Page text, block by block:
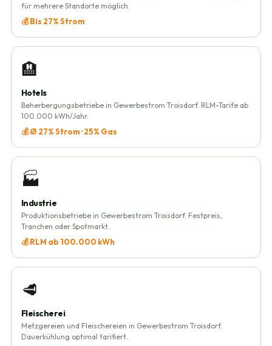
für mehrere Standorte möglich.
💰 Bis 27% Strom
🏨
Hotels
Beherbergungsbetriebe in Gewerbestrom Troisdorf. RLM-Tarife ab
100.000 kWh/Jahr.
💰 Ø 27% Strom · 25% Gas
🏭
Industrie
Produktionsbetriebe in Gewerbestrom Troisdorf. Festpreis,
Tranchen oder Spotmarkt.
💰 RLM ab 100.000 kWh
🥩
Fleischerei
Metzgereien und Fleischereien in Gewerbestrom Troisdorf.
Dauerkühlung optimal tarifiert.